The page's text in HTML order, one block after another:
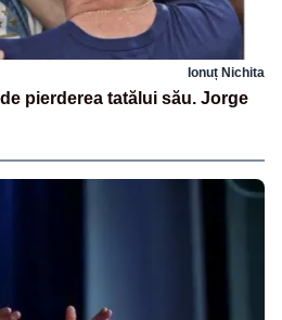
Ionuț Nichita
pierderea tatălui său. Jorge